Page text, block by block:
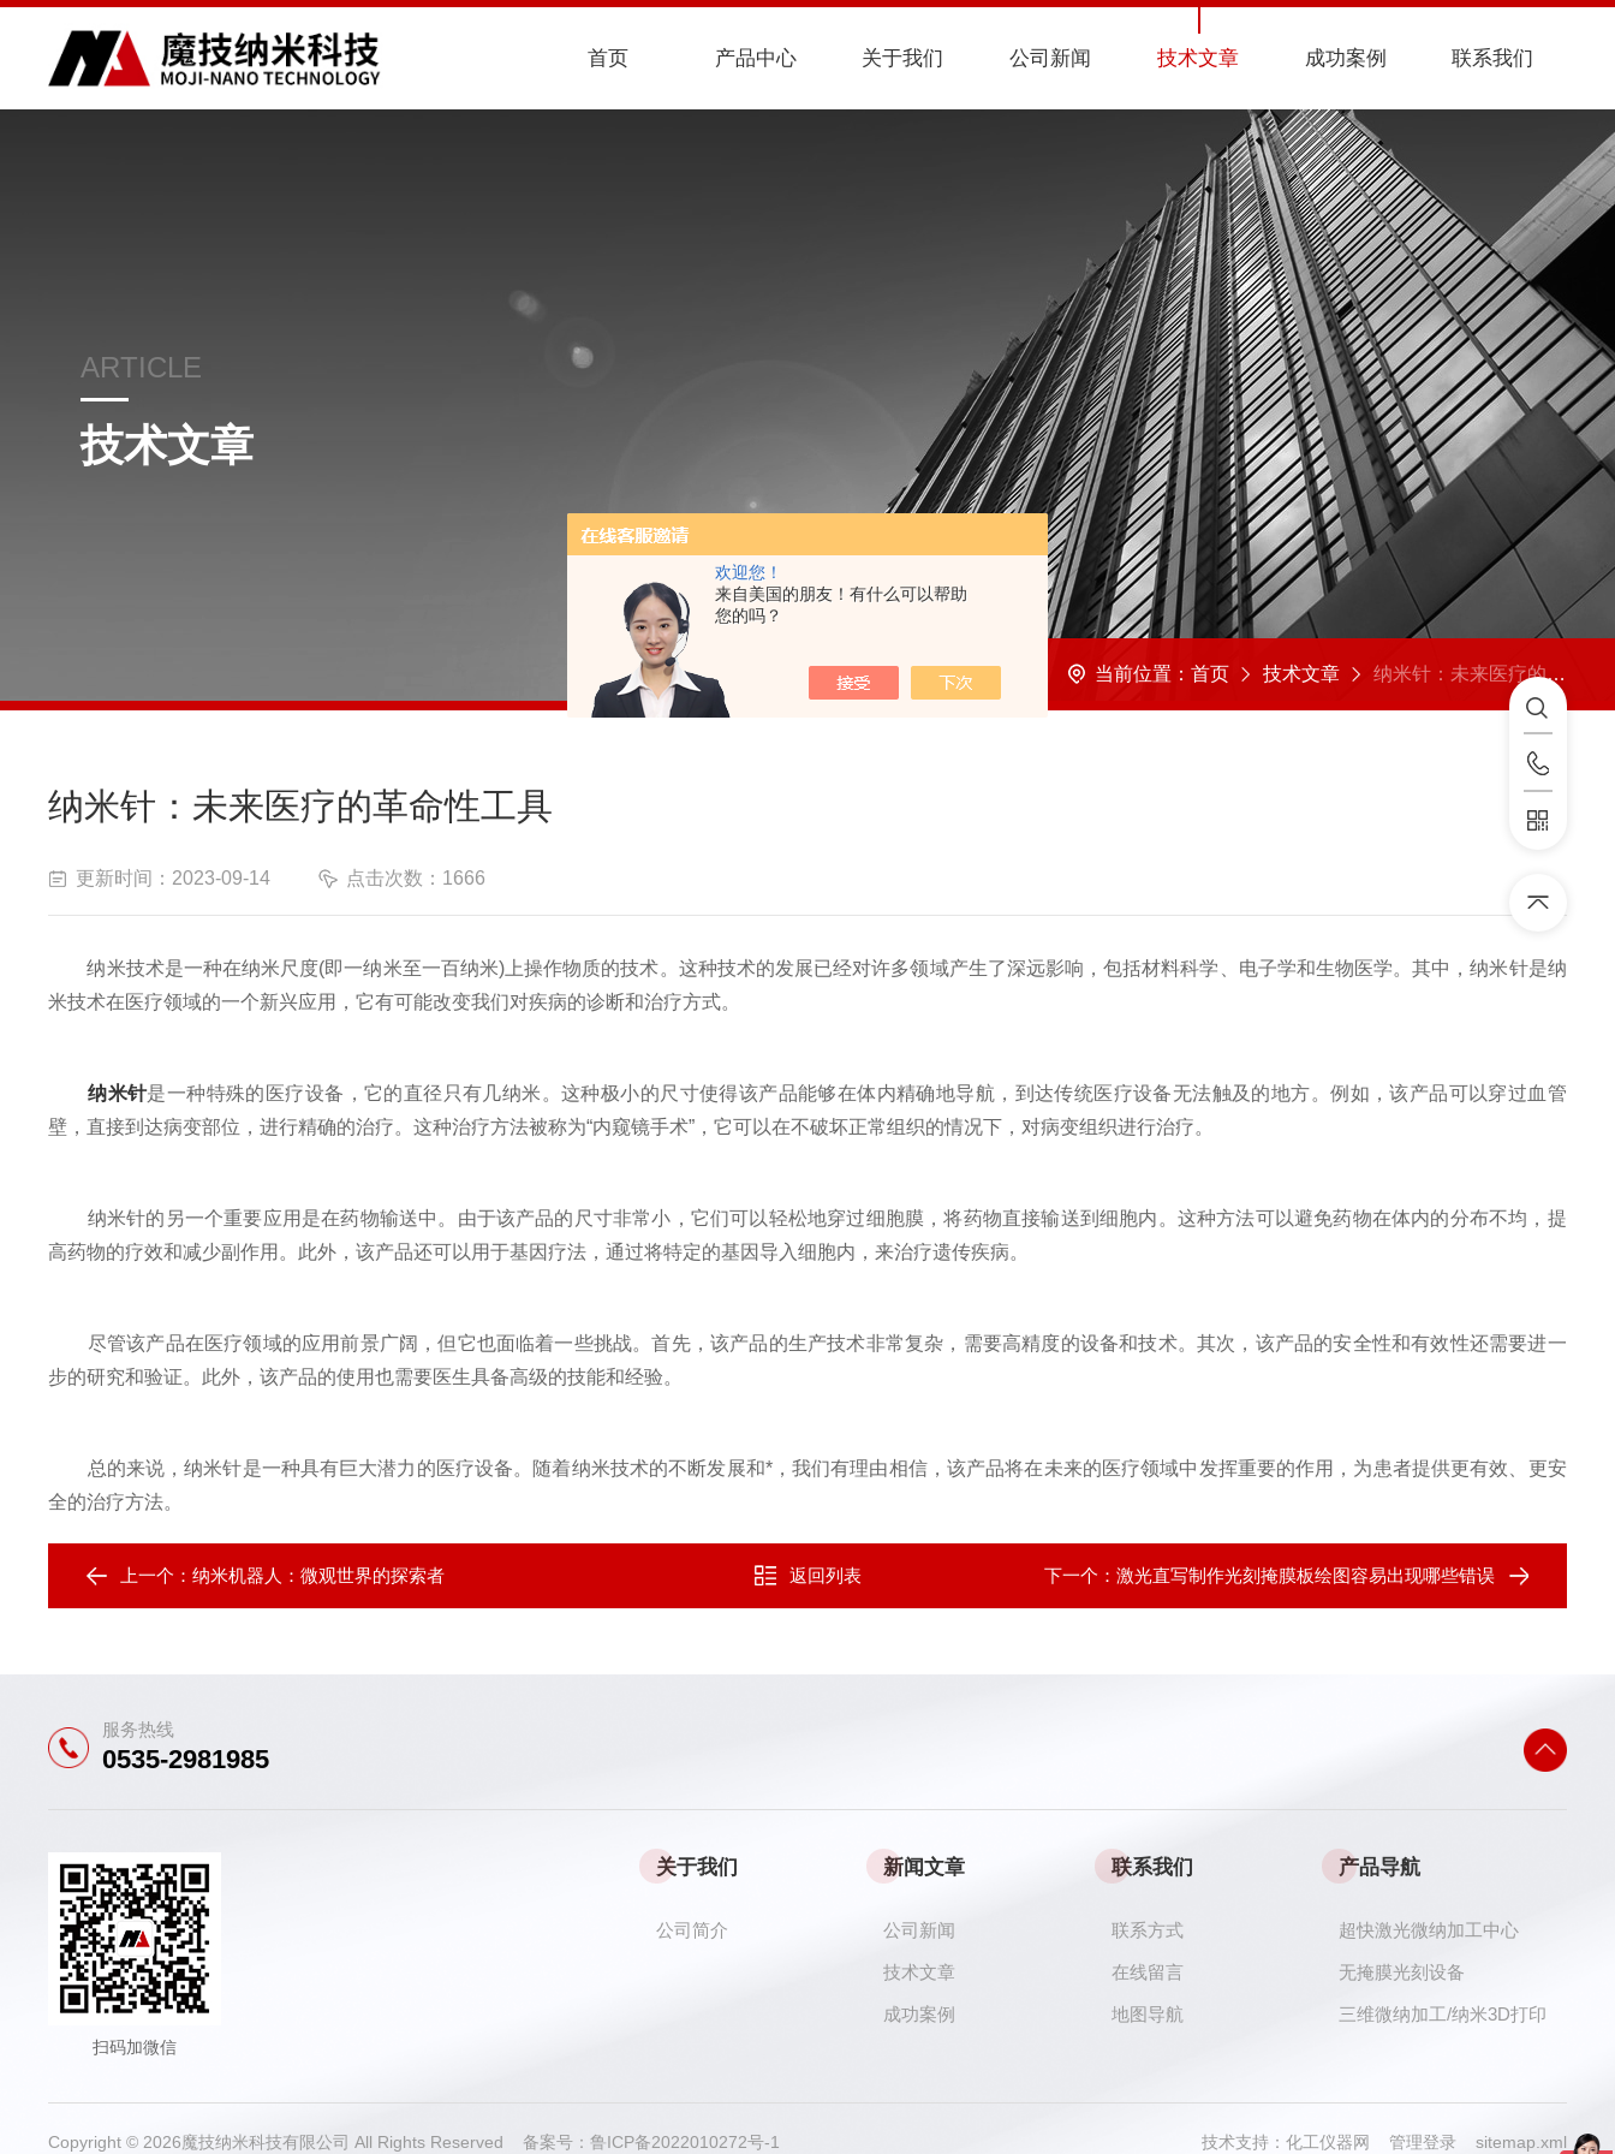
欢迎您！
来自美国的朋友！有什么可以帮助
您的吗？
首页 产品中心 关于我们 公司新闻 技术文章 成功案例 联系我们
ARTICLE
技术文章
当前位置： 首页 技术文章 纳米针：未来医疗的革命性工具
纳米针：未来医疗的革命性工具
更新时间：2023-09-14 点击次数：1666
纳米技术是一种在纳米尺度(即一纳米至一百纳米)上操作物质的技术。这种技术的发展已经对许多领域产生了深远影响，包括材料科学、电子学和生物医学。其中，纳米针是纳
米技术在医疗领域的一个新兴应用，它有可能改变我们对疾病的诊断和治疗方式。
纳米针是一种特殊的医疗设备，它的直径只有几纳米。这种极小的尺寸使得该产品能够在体内精确地导航，到达传统医疗设备无法触及的地方。例如，该产品可以穿过血管
壁，直接到达病变部位，进行精确的治疗。这种治疗方法被称为“内窥镜手术”，它可以在不破坏正常组织的情况下，对病变组织进行治疗。
纳米针的另一个重要应用是在药物输送中。由于该产品的尺寸非常小，它们可以轻松地穿过细胞膜，将药物直接输送到细胞内。这种方法可以避免药物在体内的分布不均，提
高药物的疗效和减少副作用。此外，该产品还可以用于基因疗法，通过将特定的基因导入细胞内，来治疗遗传疾病。
尽管该产品在医疗领域的应用前景广阔，但它也面临着一些挑战。首先，该产品的生产技术非常复杂，需要高精度的设备和技术。其次，该产品的安全性和有效性还需要进一
步的研究和验证。此外，该产品的使用也需要医生具备高级的技能和经验。
总的来说，纳米针是一种具有巨大潜力的医疗设备。随着纳米技术的不断发展和*，我们有理由相信，该产品将在未来的医疗领域中发挥重要的作用，为患者提供更有效、更安
全的治疗方法。
上一个：纳米机器人：微观世界的探索者 返回列表 下一个： 激光直写制作光刻掩膜板绘图容易出现哪些错误
服务热线
0535-2981985
扫码加微信
关于我们
公司简介
新闻文章
公司新闻
技术文章
成功案例
联系我们
联系方式
在线留言
地图导航
产品导航
超快激光微纳加工中心
无掩膜光刻设备
三维微纳加工/纳米3D打印
Copyright © 2026魔技纳米科技有限公司 All Rights Reserved 备案号：鲁ICP备2022010272号-1 技术支持： 化工仪器网 管理登录 sitemap.xml